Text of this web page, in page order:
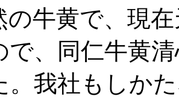
の牛黄で、現
で、同仁牛黄
。我社もしか